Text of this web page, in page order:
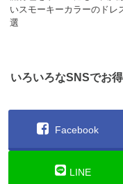
いスモーキーカラーのドレ
選
いろいろなSNSでお
Facebook
LINE